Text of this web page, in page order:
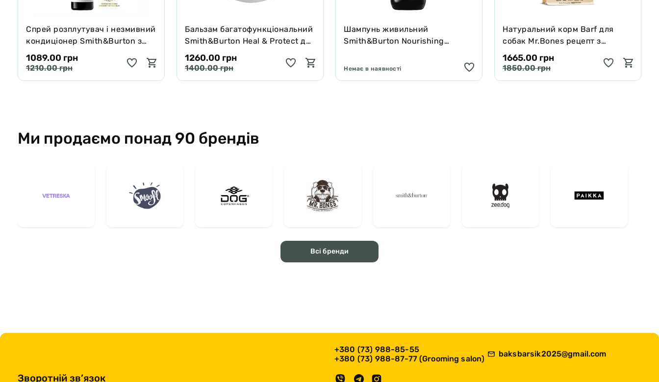
Спрей розплутувач і незмивний
кондиціонер Smith&Burton з
протеїнами шовку для шерсті
собак і котів 125 мл
1089.00 грн
1210.00 грн
Бальзам багатофункціональний
Smith&Burton Heal & Protect для
собак і котів зцілює та захищає
65 г
1260.00 грн
1400.00 грн
Шампунь живильний
Smith&Burton Nourishing
подвійної шерсті собак 250 мл
Немає в наявності
Натуральний корм Barf для
собак Mr.Bones рецепт з
Муфлона 1 кг
1665.00 грн
1850.00 грн
Ми продаємо понад 90 брендів
Всі бренди
Зворотній зв’язок
+380 (73) 988-85-55
+380 (73) 988-87-77 (Grooming salon)
baksbarsik2025@gmail.com